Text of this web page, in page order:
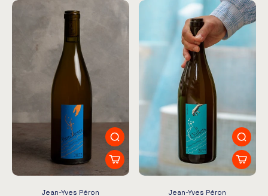
Jean-Yves Péron Jean-Yves Péron